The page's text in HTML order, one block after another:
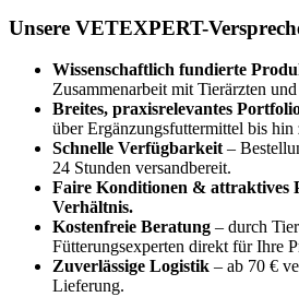
Unsere VETEXPERT-
Wissenschaftlich fundierte
Zusammenarbeit mit Tierärzten
Breites, praxisrelevantes
über Ergänzungsfuttermittel bis
Schnelle Verfügbarkeit –
24 Stunden versandbereit.
Faire Konditionen & attraktives
Verhältnis.
Kostenfreie Beratung – durch
Fütterungsexperten direkt für Ihre
Zuverlässige Logistik – ab 70 €
Lieferung.